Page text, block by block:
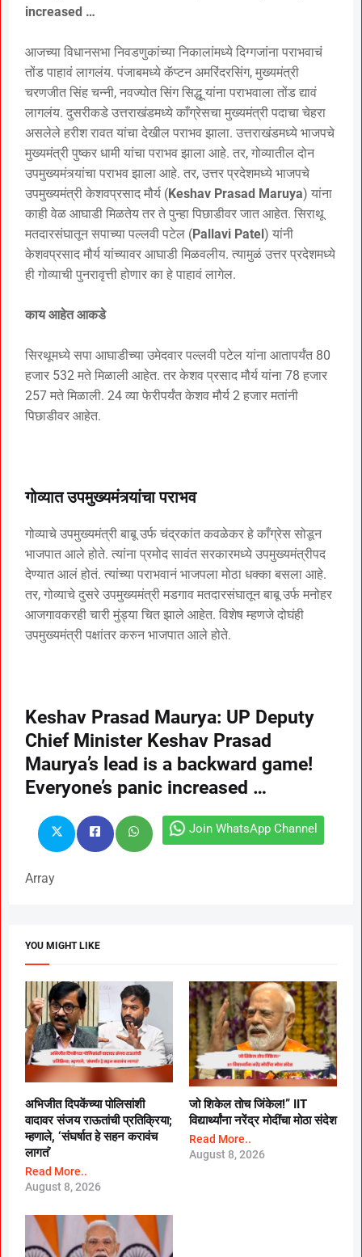
increased …
आजच्या विधानसभा निवडणुकांच्या निकालांमध्ये दिग्गजांना पराभवाचं
तोंड पाहावं लागलंय. पंजाबमध्ये कॅप्टन अमरिंदरसिंग, मुख्यमंत्री
चरणजीत सिंह चन्नी, नवज्योत सिंग सिद्धू यांना पराभवाला तोंड द्यावं
लागलंय. दुसरीकडे उत्तराखंडमध्ये काँग्रेसचा मुख्यमंत्री पदाचा चेहरा
असलेले हरीश रावत यांचा देखील पराभव झाला. उत्तराखंडमध्ये भाजपचे
मुख्यमंत्री पुष्कर धामी यांचा पराभव झाला आहे. तर, गोव्यातील दोन
उपमुख्यमंत्र्यांचा पराभव झाला आहे. तर, उत्तर प्रदेशमध्ये भाजपचे
उपमुख्यमंत्री केशवप्रसाद मौर्य (Keshav Prasad Maruya) यांना
काही वेळ आघाडी मिळतेय तर ते पुन्हा पिछाडीवर जात आहेत. सिराथू
मतदारसंघातून सपाच्या पल्लवी पटेल (Pallavi Patel) यांनी
केशवप्रसाद मौर्य यांच्यावर आघाडी मिळवलीय. त्यामुळं उत्तर प्रदेशमध्ये
ही गोव्याची पुनरावृत्ती होणार का हे पाहावं लागेल.
काय आहेत आकडे
सिरथूमध्ये सपा आघाडीच्या उमेदवार पल्लवी पटेल यांना आतापर्यंत 80
हजार 532 मते मिळाली आहेत. तर केशव प्रसाद मौर्य यांना 78 हजार
257 मते मिळाली. 24 व्या फेरीपर्यंत केशव मौर्य 2 हजार मतांनी
पिछाडीवर आहेत.
गोव्यात उपमुख्यमंत्र्यांचा पराभव
गोव्याचे उपमुख्यमंत्री बाबू उर्फ चंद्रकांत कवळेकर हे काँग्रेस सोडून
भाजपात आले होते. त्यांना प्रमोद सावंत सरकारमध्ये उपमुख्यमंत्रीपद
देण्यात आलं होतं. त्यांच्या पराभवानं भाजपला मोठा धक्का बसला आहे.
तर, गोव्याचे दुसरे उपमुख्यमंत्री मडगाव मतदारसंघातून बाबू उर्फ मनोहर
आजगावकरही चारी मुंड्या चित झाले आहेत. विशेष म्हणजे दोघंही
उपमुख्यमंत्री पक्षांतर करुन भाजपात आले होते.
Keshav Prasad Maurya: UP Deputy
Chief Minister Keshav Prasad
Maurya’s lead is a backward game!
Everyone’s panic increased …
Join WhatsApp Channel
Array
YOU MIGHT LIKE
अभिजीत दिपकेंच्या पोलिसांशी
वादावर संजय राऊतांची प्रतिक्रिया;
म्हणाले, ‘संघर्षात हे सहन करावंच
लागतं’
Read More..
August 8, 2026
जो शिकेल तोच जिंकेल!” IIT
विद्यार्थ्यांना नरेंद्र मोदींचा मोठा संदेश
Read More..
August 8, 2026